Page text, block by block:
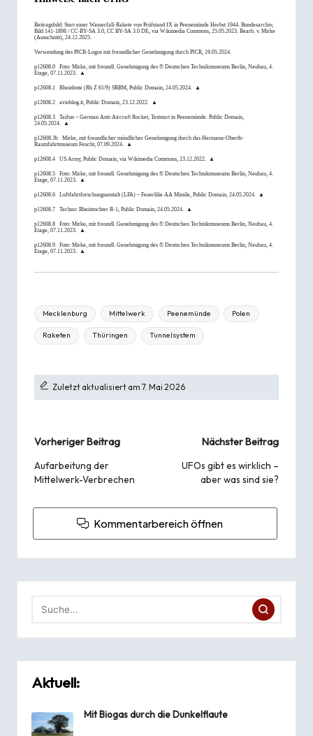
Beitragsbild: Start einer Wasserfall-Rakete von Prüfstand IX in Peenemünde Herbst 1944. Bundesarchiv,
Bild 141-1898 / CC-BY-SA 3.0, CC BY-SA 3.0 DE , via Wikimedia Commons, 25.05.2023. Bearb. v. Mirke
(Ausschnitt), 24.12.2025.
Verwendung des PICR-Logos mit freundlicher Genehmigung durch PICR , 19.05.2024.
p12608.0 Foto: Mirke , mit freundl. Genehmigung des © Deutschen Technikmuseums Berlin , Neubau, 4.
Etage, 07.11.2023.
▲
p12608.1 Rheinbote (Rh Z 61/9) SRBM , Public Domain, 24.05.2024. ▲
p12608.2 avioblog.it , Public Domain, 23.12.2022. ▲
p12608.3 Taifun – German Anti-Aircraft Rocket , Teststart in Peenemünde. Public Domain,
24.05.2024.
▲
p12608.3b Mirke , mit freundlicher mündlicher Genehmigung durch das Hermann-Oberth-
Raumfahrtmuseum Feucht, 07.09.2024. ▲
p12608.4 US Army, Public Domain, via Wikimedia Commons, 23.12.2022. ▲
p12608.5 Foto: Mirke , mit freundl. Genehmigung des © Deutschen Technikmuseums Berlin , Neubau, 4.
Etage, 07.11.2023.
▲
p12608.6 Luftfahrtforschungsanstalt (LFA) – Feuerlilie AA Missile , Public Domain, 24.05.2024. ▲
p12608.7 Techno: Rheintochter R-1, Public Domain, 24.05.2024. ▲
p12608.8 Foto: Mirke , mit freundl. Genehmigung des © Deutschen Technikmuseums Berlin , Neubau, 4.
Etage, 07.11.2023.
▲
p12608.9 Foto: Mirke , mit freundl. Genehmigung des © Deutschen Technikmuseums Berlin , Neubau, 4.
Etage, 07.11.2023.
▲
Tags:
Mecklenburg Mittelwerk Peenemünde Polen
Raketen Thüringen Tunnelsystem
Zuletzt aktualisiert am 7. Mai 2026
Beitragsnavigation
Vorheriger Beitrag
Aufarbeitung der
Mittelwerk-Verbrechen
Nächster Beitrag
UFOs gibt es wirklich –
aber was sind sie?
Kommentarbereich öffnen
Aktuell:
Mit Biogas durch die Dunkelflaute